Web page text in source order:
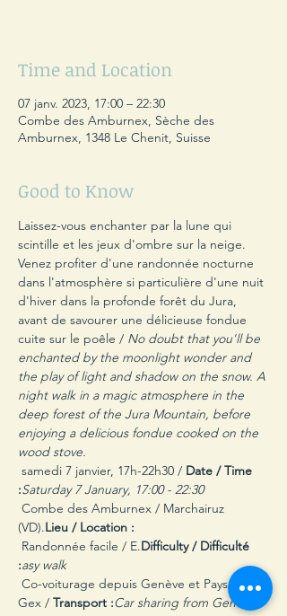
Time and Location
07 janv. 2023, 17:00 – 22:30
Combe des Amburnex, Sèche des
Amburnex, 1348 Le Chenit, Suisse
Good to Know
Laissez-vous enchanter par la lune qui
scintille et les jeux d'ombre sur la neige.
Venez profiter d'une randonnée nocturne
dans l'atmosphère si particulière d'une nuit
d'hiver dans la profonde forêt du Jura,
avant de savourer une délicieuse fondue
cuite sur le poêle / No doubt that you'll be
enchanted by the moonlight wonder and
the play of light and shadow on the snow. A
night walk in a magic atmosphere in the
deep forest of the Jura Mountain, before
enjoying a delicious fondue cooked on the
wood stove.
samedi 7 janvier, 17h-22h30 / Date / Time
:Saturday 7 January, 17:00 - 22:30
(VD).Lieu / Location :
Randonnée facile / E.Difficulty / Difficulté
:asy walk
Gex / Transport :Car sharing from Geneva